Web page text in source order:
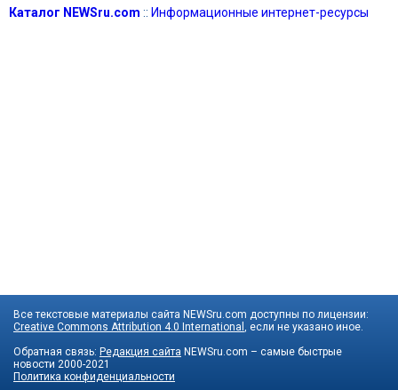
Каталог NEWSru.com :: Информационные интернет-ресурсы
Все текстовые материалы сайта NEWSru.com доступны по лицензии:
Creative Commons Attribution 4.0 International
, если не указано иное.
Обратная связь: Редакция сайта NEWSru.com – самые быстрые
новости 2000-2021
Политика конфиденциальности